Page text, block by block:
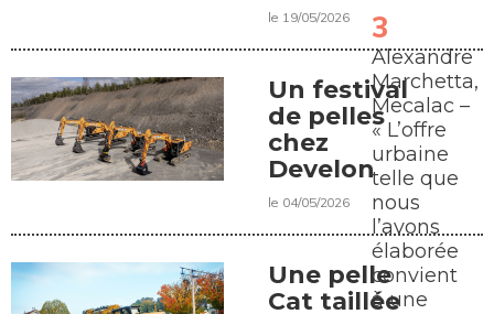
le 19/05/2026
Un festival
de pelles
chez
Develon
le 04/05/2026
Une pelle
Cat taillée
Alexandre
Marchetta,
Mecalac –
« L’offre
urbaine
telle que
nous
l’avons
élaborée
convient
à une